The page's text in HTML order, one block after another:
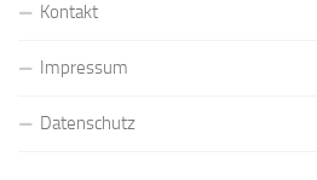
Kontakt
Impressum
Datenschutz